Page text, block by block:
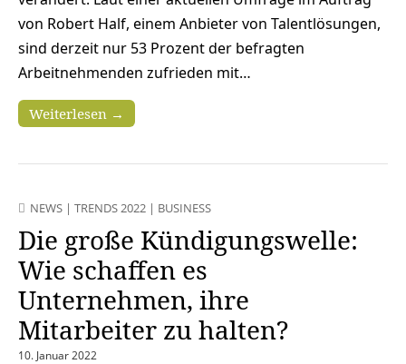
von Robert Half, einem Anbieter von Talentlösungen,
sind derzeit nur 53 Prozent der befragten
Arbeitnehmenden zufrieden mit…
Weiterlesen →
NEWS | TRENDS 2022 | BUSINESS
Die große Kündigungswelle:
Wie schaffen es
Unternehmen, ihre
Mitarbeiter zu halten?
10. Januar 2022